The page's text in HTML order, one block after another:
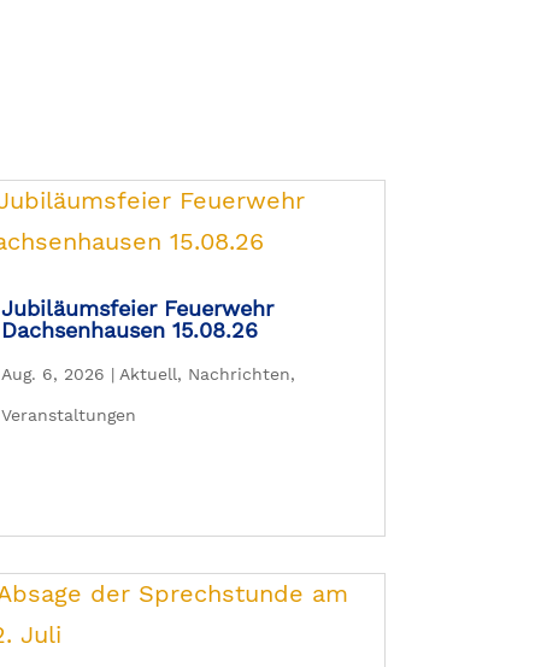
Jubiläumsfeier Feuerwehr
Dachsenhausen 15.08.26
Aug. 6, 2026 | Aktuell, Nachrichten,
Veranstaltungen